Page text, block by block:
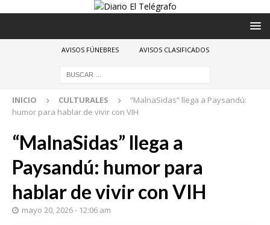
AVISOS FÚNEBRES AVISOS CLASIFICADOS
INICIO CULTURALES
“MalnaSidas” llega a Paysandú:
humor para hablar de vivir con VIH
“MalnaSidas” llega a
Paysandú: humor para
hablar de vivir con VIH
mayo 20, 2026 - 12:06 am